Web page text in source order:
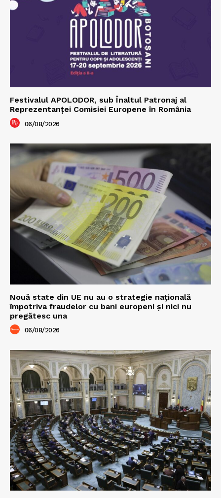
Festivalul APOLODOR, sub Înaltul Patronaj al
Reprezentanței Comisiei Europene în România
06/08/2026
Nouă state din UE nu au o strategie națională
împotriva fraudelor cu bani europeni și nici nu
pregătesc una
06/08/2026